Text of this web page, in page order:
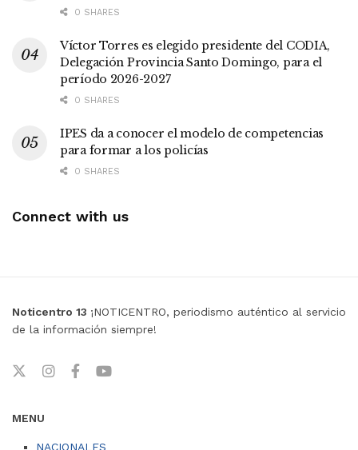
0 SHARES
Víctor Torres es elegido presidente del CODIA,
Delegación Provincia Santo Domingo, para el
período 2026-2027
0 SHARES
IPES da a conocer el modelo de competencias
para formar a los policías
0 SHARES
Connect with us
Noticentro 13 ¡NOTICENTRO, periodismo auténtico al servicio
de la información siempre!
MENU
NACIONALES